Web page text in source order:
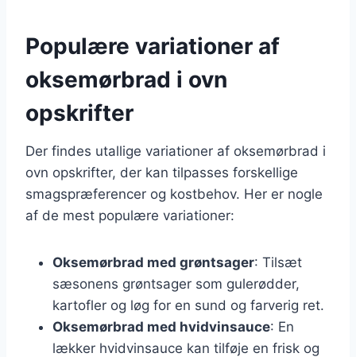
Populære variationer af
oksemørbrad i ovn
opskrifter
Der findes utallige variationer af oksemørbrad i
ovn opskrifter, der kan tilpasses forskellige
smagspræferencer og kostbehov. Her er nogle
af de mest populære variationer:
Oksemørbrad med grøntsager: Tilsæt
sæsonens grøntsager som gulerødder,
kartofler og løg for en sund og farverig ret.
Oksemørbrad med hvidvinsauce: En
lækker hvidvinsauce kan tilføje en frisk og